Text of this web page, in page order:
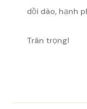
dồi dào, hạnh
Trân trọng!